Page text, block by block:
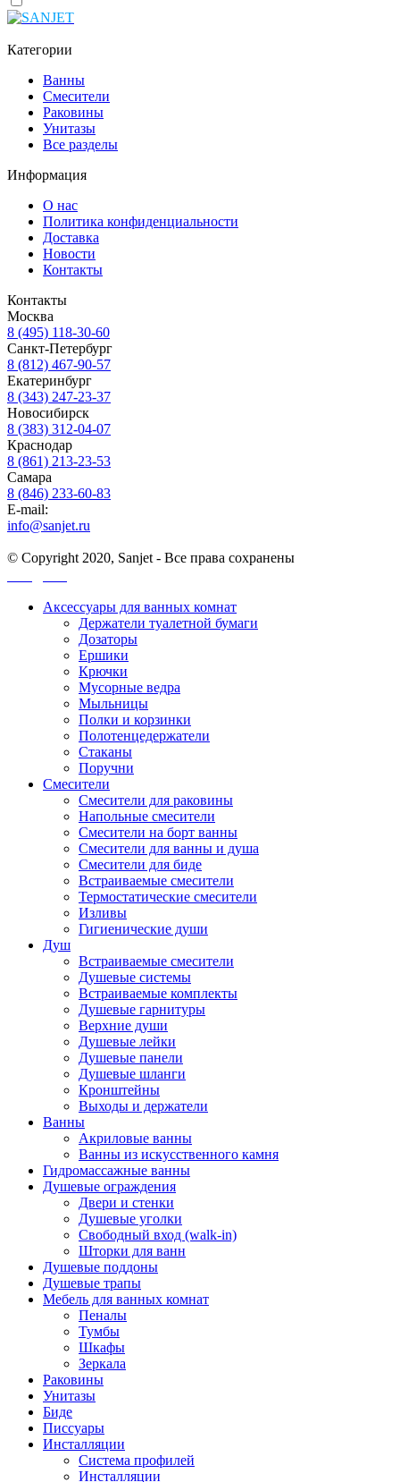
Категории
Ванны
Смесители
Раковины
Унитазы
Все разделы
Информация
О нас
Политика конфиденциальности
Доставка
Новости
Контакты
Контакты
Москва
8 (495) 118-30-60
Санкт-Петербург
8 (812) 467-90-57
Екатеринбург
8 (343) 247-23-37
Новосибирск
8 (383) 312-04-07
Краснодар
8 (861) 213-23-53
Самара
8 (846) 233-60-83
E-mail:
info@sanjet.ru
© Copyright 2020, Sanjet - Все права сохранены
Аксессуары для ванных комнат
Держатели туалетной бумаги
Дозаторы
Ершики
Крючки
Мусорные ведра
Мыльницы
Полки и корзинки
Полотенцедержатели
Стаканы
Поручни
Смесители
Смесители для раковины
Напольные смесители
Смесители на борт ванны
Смесители для ванны и душа
Смесители для биде
Встраиваемые смесители
Термостатические смесители
Изливы
Гигиенические души
Душ
Встраиваемые смесители
Душевые системы
Встраиваемые комплекты
Душевые гарнитуры
Верхние души
Душевые лейки
Душевые панели
Душевые шланги
Кронштейны
Выходы и держатели
Ванны
Акриловые ванны
Ванны из искусственного камня
Гидромассажные ванны
Душевые ограждения
Двери и стенки
Душевые уголки
Свободный вход (walk-in)
Шторки для ванн
Душевые поддоны
Душевые трапы
Мебель для ванных комнат
Пеналы
Тумбы
Шкафы
Зеркала
Раковины
Унитазы
Биде
Писсуары
Инсталляции
Система профилей
Инсталляции